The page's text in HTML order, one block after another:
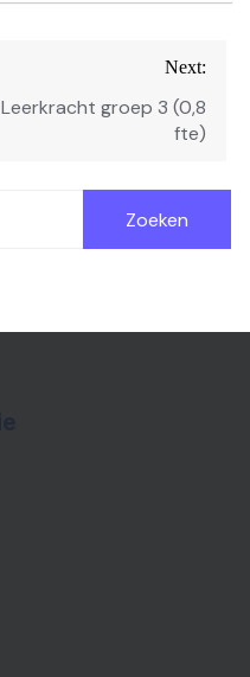
Next:
Leerkracht groep 3 (0,8
fte)